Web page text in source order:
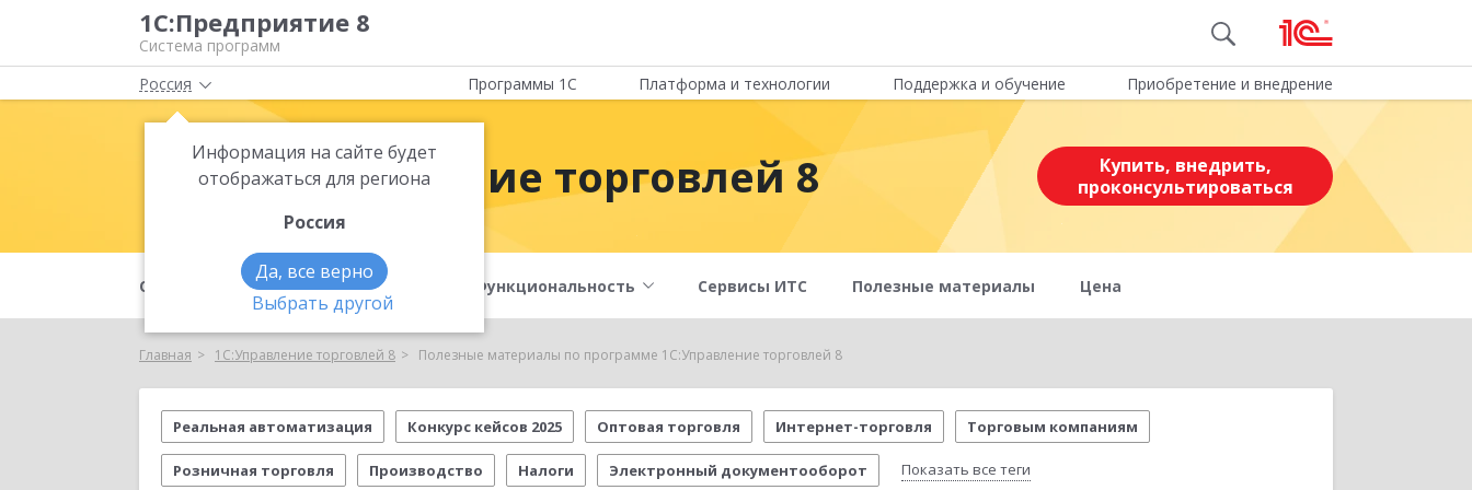
1С:Предприятие 8
Система программ
Россия
Информация на сайте будет
отображаться для региона
Россия
Да, все верно
Выбрать другой
Программы 1С Платформа и технологии Поддержка и обучение Приобретение и внедрение
1С:Управление торговлей 8
Купить, внедрить,
проконсультироваться
О продукте Базовая версия Функциональность Сервисы ИТС Полезные материалы Цена
Главная 1С:Управление торговлей 8 Полезные материалы по программе 1С:Управление торговлей 8
Реальная автоматизация Конкурс кейсов 2025 Оптовая торговля Интернет-торговля Торговым компаниям
Розничная торговля Производство Налоги Электронный документооборот Показать все теги